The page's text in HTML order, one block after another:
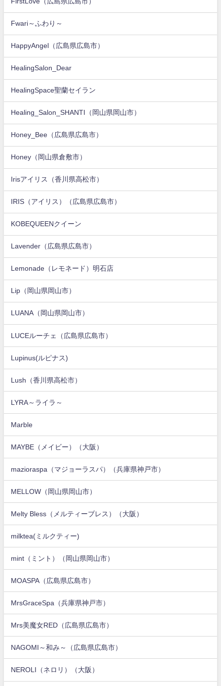
Fwari～ふわり～
HappyAngel（広島県広島市）
HealingSalon_Dear
HealingSpace聖蘭セイラン
Healing_Salon_SHANTI（岡山県岡山市）
Honey_Bee（広島県広島市）
Honey（岡山県倉敷市）
Irisアイリス（香川県高松市）
IRIS（アイリス）（広島県広島市）
KOBEQUEENクイーン
Lavender（広島県広島市）
Lemonade（レモネード）明石店
Lip（岡山県岡山市）
LUANA（岡山県岡山市）
LUCEルーチェ（広島県広島市）
Lupinus(ルピナス)
Lush（香川県高松市）
LYRA～ライラ～
Marble
MAYBE（メイビー）（大阪）
mazioraspa（マジョーラスパ）（兵庫県神戸市）
MELLOW（岡山県岡山市）
Melty Bless（メルティーブレス）（大阪）
milktea(ミルクティー)
mint（ミント）（岡山県岡山市）
MOASPA（広島県広島市）
MrsGraceSpa（兵庫県神戸市）
Mrs美魔女RED（広島県広島市）
NAGOMI～和み～（広島県広島市）
NEROLI（ネロリ）（大阪）